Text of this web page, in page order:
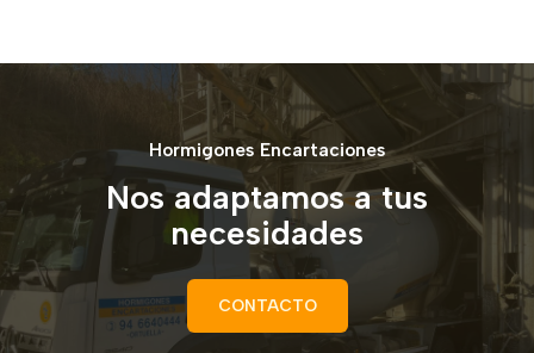
Hormigones Encartaciones
Nos adaptamos a tus
necesidades
CONTACTO